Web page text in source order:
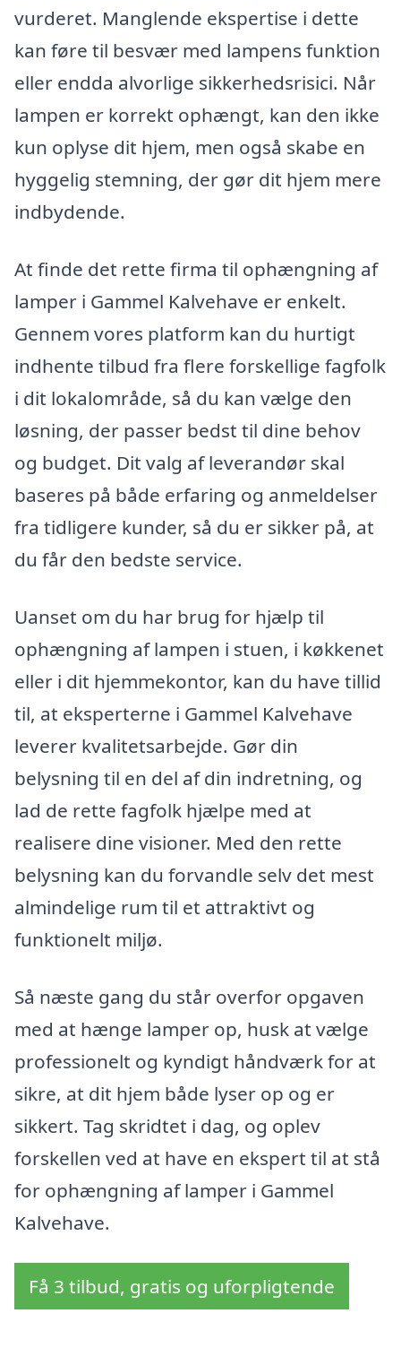
vurderet. Manglende ekspertise i dette
kan føre til besvær med lampens funktion
eller endda alvorlige sikkerhedsrisici. Når
lampen er korrekt ophængt, kan den ikke
kun oplyse dit hjem, men også skabe en
hyggelig stemning, der gør dit hjem mere
indbydende.
At finde det rette firma til ophængning af
lamper i Gammel Kalvehave er enkelt.
Gennem vores platform kan du hurtigt
indhente tilbud fra flere forskellige fagfolk
i dit lokalområde, så du kan vælge den
løsning, der passer bedst til dine behov
og budget. Dit valg af leverandør skal
baseres på både erfaring og anmeldelser
fra tidligere kunder, så du er sikker på, at
du får den bedste service.
Uanset om du har brug for hjælp til
ophængning af lampen i stuen, i køkkenet
eller i dit hjemmekontor, kan du have tillid
til, at eksperterne i Gammel Kalvehave
leverer kvalitetsarbejde. Gør din
belysning til en del af din indretning, og
lad de rette fagfolk hjælpe med at
realisere dine visioner. Med den rette
belysning kan du forvandle selv det mest
almindelige rum til et attraktivt og
funktionelt miljø.
Så næste gang du står overfor opgaven
med at hænge lamper op, husk at vælge
professionelt og kyndigt håndværk for at
sikre, at dit hjem både lyser op og er
sikkert. Tag skridtet i dag, og oplev
forskellen ved at have en ekspert til at stå
for ophængning af lamper i Gammel
Kalvehave.
Få 3 tilbud, gratis og uforpligtende